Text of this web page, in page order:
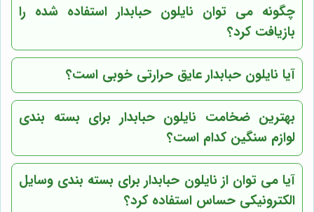
چگونه می توان نایلون حبابدار استفاده شده را
بازیافت کرد؟
آیا نایلون حبابدار عایق حرارتی خوبی است؟
بهترین ضخامت نایلون حبابدار برای بسته بندی
لوازم سنگین کدام است؟
آیا می توان از نایلون حبابدار برای بسته بندی وسایل
الکترونیکی حساس استفاده کرد؟